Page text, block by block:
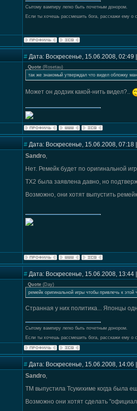
Сытому вампиру легко быть почетным донором.
Если ты хочешь рассмешить бога, расскажи ему о
# Дата: Воскресенье, 15.06.2008,
Quote (Rosetau)
так же знакомый утверждал что видел обложку
Может он додзик какой-нить видел?..
# Дата: Воскресенье, 15.06.2008,
Sandro,
Нет. Ремейк будет по оригинальной
ТХ2 была заявлена давно, но
Возможно, они хотят выпустить
# Дата: Воскресенье, 15.06.2008,
Quote (Day)
ремейк оригинальной игры чтобы привлечь к
Странная у них политика... Японцы
Сытому вампиру легко быть почетным донором.
Если ты хочешь рассмешить бога, расскажи ему о
# Дата: Воскресенье, 15.06.2008,
Sandro,
ТМ выпустила Тсукихиме когда была
Возможно они хотят сделать